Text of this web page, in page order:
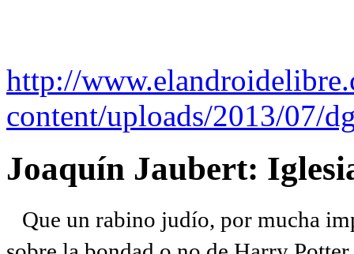
http://
content/uploads/2013/07/
Joaquín Jaubert:
Que un rabino judío, por mucha